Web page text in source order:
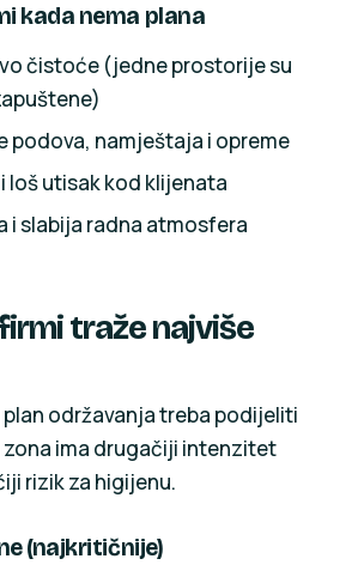
kada nema plana
čistoće (jedne prostorije su
podova, namještaja i opreme
loš utisak kod klijenata
i slabija radna atmosfera
traže najviše
održavanja treba podijeliti
zona ima drugačiji intenzitet
rizik za higijenu.
(najkritičnije)